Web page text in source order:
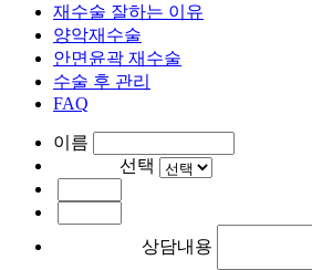
재수술 잘하는 이유
양악재수술
안면윤곽 재수술
수술 후 관리
FAQ
이름
선택
상담내용